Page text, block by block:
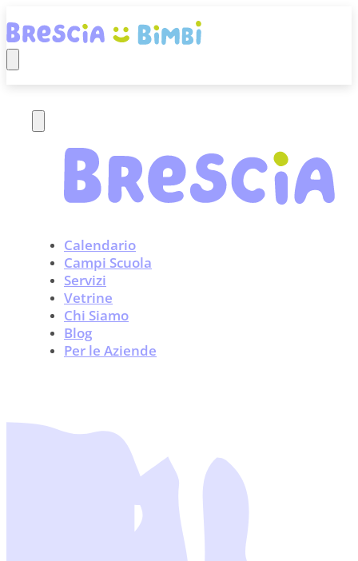
Calendario
Campi Scuola
Servizi
Vetrine
Chi Siamo
Blog
Per le Aziende